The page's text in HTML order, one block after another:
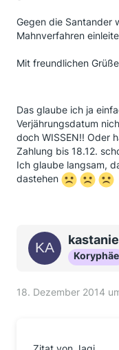
Gegen die Santander
Mahnverfahren
Mit freundlichen
Das glaube ich ja
Verjährungsdatum
doch WISSEN!! Oder
Zahlung bis 18.12.
Ich glaube langsam,
dastehen
Koryphäe
18. Dezember 2014